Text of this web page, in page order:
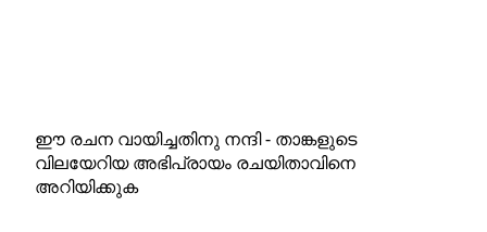
ഈ രചന വായിച്ചതിനു നന്ദി - താങ്കളുടെ
വിലയേറിയ അഭിപ്രായം രചയിതാവിനെ
അറിയിക്കുക